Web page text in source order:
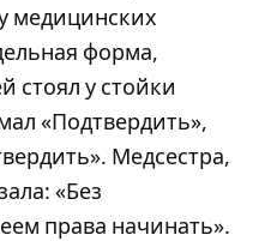
медицинских
форма,
стоял у стойки
«Подтвердить»,
Медсестра,
«Без
права начинать».